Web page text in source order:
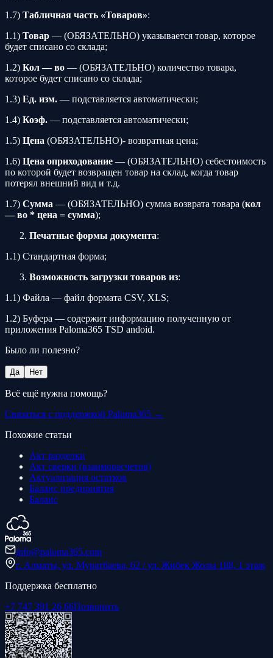
1.7) Табличная часть «Товаров»:
1.1) Товар — (ОБЯЗАТЕЛЬНО) указывается товар, которое
будет списано со склада;
1.2) Кол — во — (ОБЯЗАТЕЛЬНО) количество товара,
которое будет списано со склада;
1.3) Ед. изм. — подставляется автоматически;
1.4) Коэф. — подставляется автоматически;
1.5) Цена (ОБЯЗАТЕЛЬНО)- возвратная цена;
1.6) Цена оприходование — (ОБЯЗАТЕЛЬНО) себестоимость
по которой будет возвращен товар на склад, когда товар
потерял внешний вид и т.д.
1.7) Сумма — (ОБЯЗАТЕЛЬНО) сумма возврата товара (кол
— во * цена = сумма);
Печатные формы документа:
1.1) Стандартная форма;
Возможность загрузки товаров из:
1.1) Файла — файл формата CSV, XLS;
1.2) Буфера — содержит информацию полученную от
приложения Paloma365 TSD andoid.
Было ли полезно?
Да Нет
Всё ещё нужна помощь?
Связаться с поддержкой Paloma365 →
Похожие статьи
Акт разделки
Акт сверки (взаиморасчетов)
Актуализация остатков
Баланс предприятия
Баланс
info@paloma365.com
г. Алматы, ул. Муратбаева, 62 / ул. Жибек Жолы 188, 1 этаж
Поддержка бесплатно
+7 747 391 26 66Позвонить